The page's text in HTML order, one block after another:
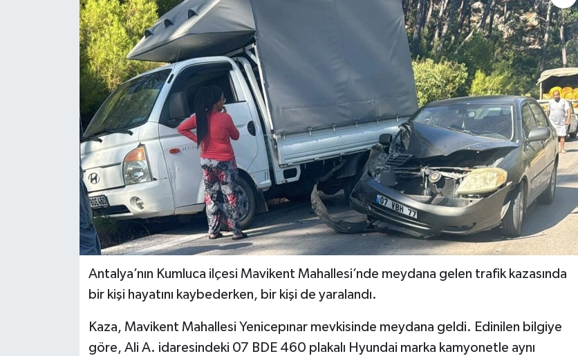
Antalya’nın Kumluca ilçesi Mavikent Mahallesi’nde meydana gelen trafik kazasında
bir kişi hayatını kaybederken, bir kişi de yaralandı.
Kaza, Mavikent Mahallesi Yenicepınar mevkisinde meydana geldi. Edinilen bilgiye
göre, Ali A. idaresindeki 07 BDE 460 plakalı Hyundai marka kamyonetle aynı
RÖPORTAJLAR
SAĞLIK
GÜNCEL